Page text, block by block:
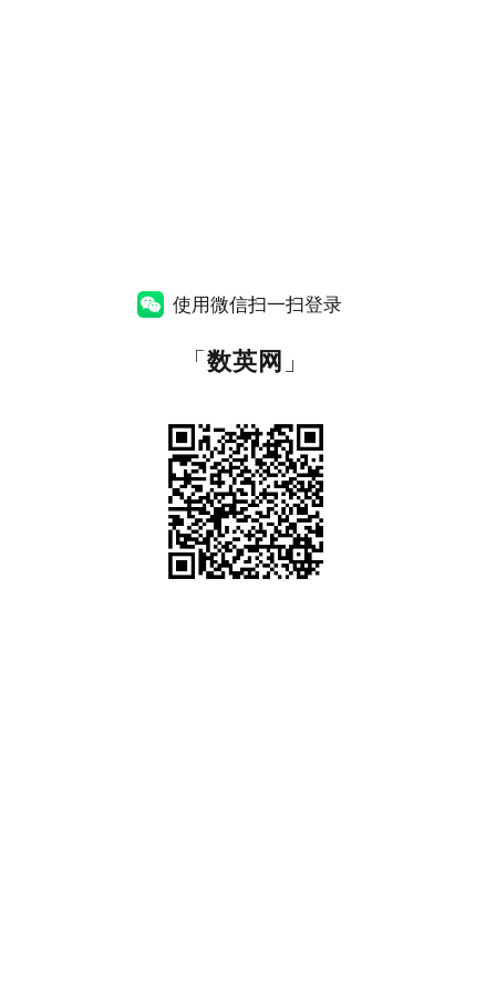
使用微信扫一扫登录
「数英网 」